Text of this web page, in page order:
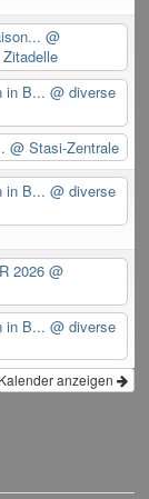
@
in B... @ diverse
@ Stasi-Zentrale
in B... @ diverse
2026 @
in B... @ diverse
Kalender anzeigen